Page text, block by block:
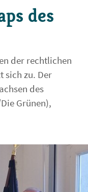
des
der rechtlichen
sich zu. Der
des
Grünen),